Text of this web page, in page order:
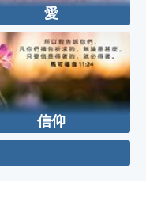
愛
信仰